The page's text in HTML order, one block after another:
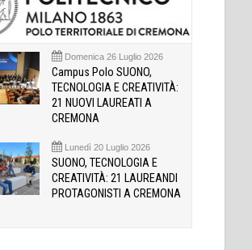
Domenica 26 Luglio 2026
Campus Polo SUONO,
TECNOLOGIA E CREATIVITÀ:
21 NUOVI LAUREATI A
CREMONA
Lunedì 20 Luglio 2026
SUONO, TECNOLOGIA E
CREATIVITÀ: 21 LAUREANDI
PROTAGONISTI A CREMONA